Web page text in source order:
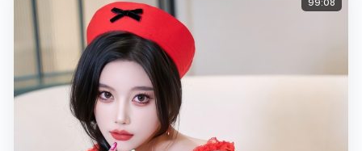
99:08